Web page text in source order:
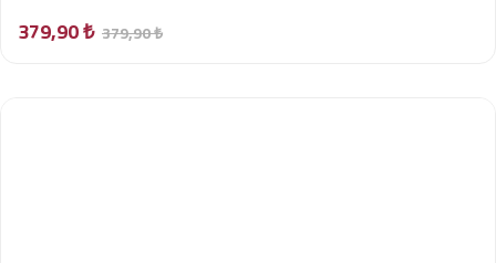
379,90 ₺ 379,90 ₺